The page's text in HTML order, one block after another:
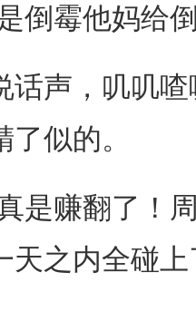
霉他妈给
声，叽叽喳
似的。
赚翻了！周
天之内全碰上